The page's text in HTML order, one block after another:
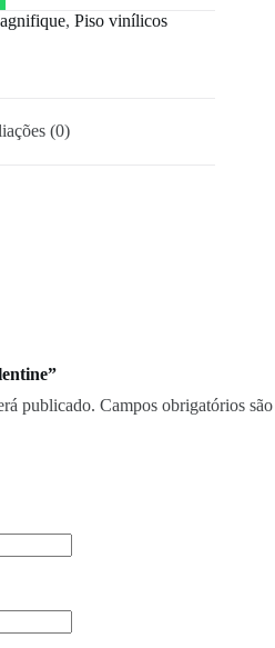
, Piso vinílicos
(0)
publicado. Campos obrigatórios são